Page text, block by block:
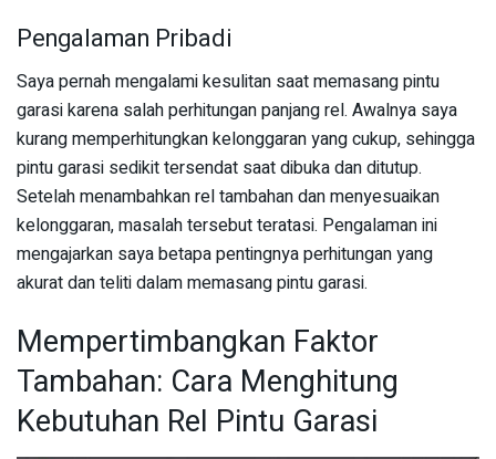
Pengalaman Pribadi
Saya pernah mengalami kesulitan saat memasang pintu
garasi karena salah perhitungan panjang rel. Awalnya saya
kurang memperhitungkan kelonggaran yang cukup, sehingga
pintu garasi sedikit tersendat saat dibuka dan ditutup.
Setelah menambahkan rel tambahan dan menyesuaikan
kelonggaran, masalah tersebut teratasi. Pengalaman ini
mengajarkan saya betapa pentingnya perhitungan yang
akurat dan teliti dalam memasang pintu garasi.
Mempertimbangkan Faktor
Tambahan: Cara Menghitung
Kebutuhan Rel Pintu Garasi